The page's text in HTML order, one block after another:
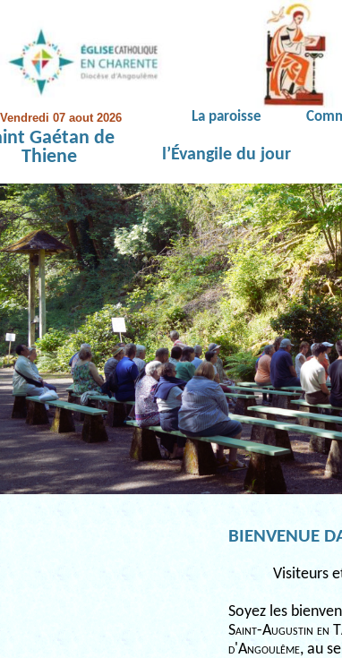
Vendredi 07 aout 2026
Gaétan de
Thiene
La paroisse
l’Évangile du jour
BIENVENUE
Visiteurs
Soyez les
Saint-Augustin en
d'Angoulême, au